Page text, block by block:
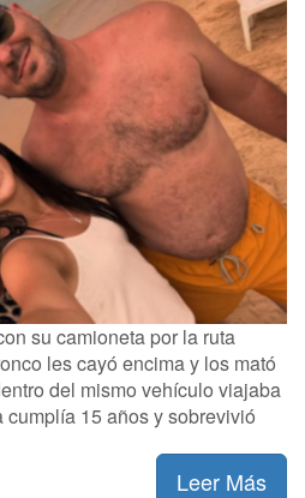
su camioneta por la ruta
les cayó encima y los mató
del mismo vehículo viajaba
15 años y sobrevivió
Leer Más